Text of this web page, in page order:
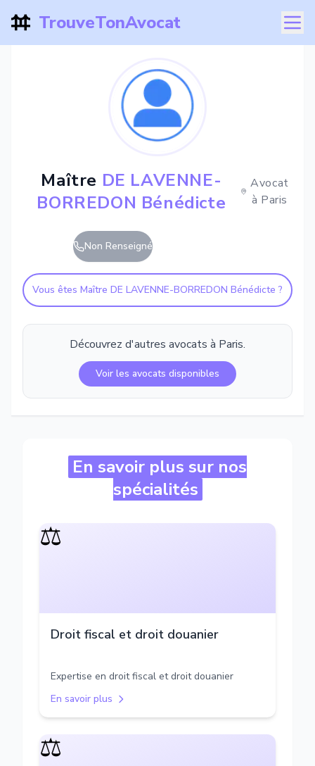
TrouveTonAvocat
Maître DE LAVENNE-
BORREDON Bénédicte
Avocat
à Paris
Non Renseigné
Vous êtes Maître DE LAVENNE-BORREDON Bénédicte ?
Découvrez d'autres avocats à Paris.
Voir les avocats disponibles
En savoir plus sur nos
spécialités
⚖️
Droit fiscal et droit douanier
Expertise en droit fiscal et droit douanier
En savoir plus
⚖️